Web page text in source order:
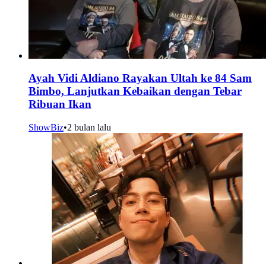
Ayah Vidi Aldiano Rayakan Ultah ke 84 Sam
Bimbo, Lanjutkan Kebaikan dengan Tebar
Ribuan Ikan
ShowBiz•2 bulan lalu